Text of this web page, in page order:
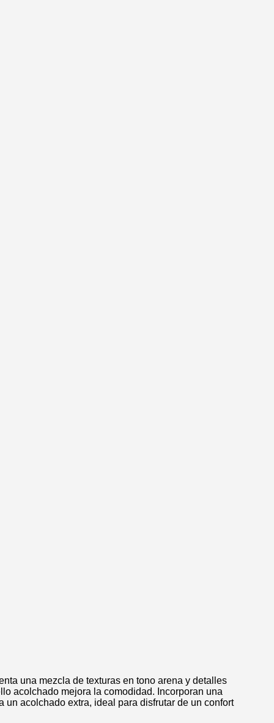
una mezcla de texturas en tono arena y detalles
acolchado mejora la comodidad. Incorporan una
acolchado extra, ideal para disfrutar de un confort